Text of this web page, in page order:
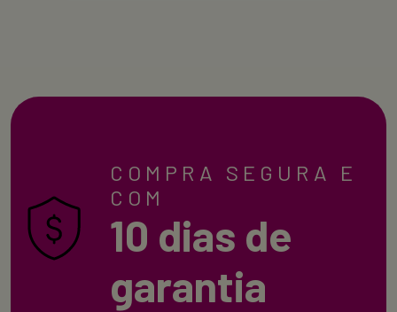
COMPRA SEGURA E
COM
10 dias de
garantia